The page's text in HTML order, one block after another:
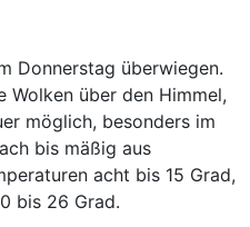
Donnerstag überwiegen.
Wolken über den Himmel,
möglich, besonders im
bis mäßig aus
acht bis 15 Grad,
bis 26 Grad.